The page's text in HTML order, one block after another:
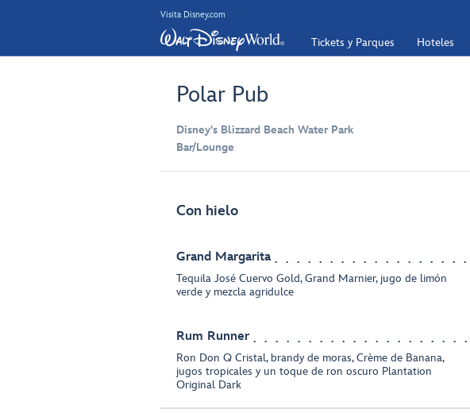
Visita Disney.com
Tickets y Parques Hoteles
Polar Pub
Disney's Blizzard Beach Water Park
Bar/Lounge
Con hielo
Grand Margarita
Tequila José Cuervo Gold, Grand Marnier, jugo de limón
verde y mezcla agridulce
Rum Runner
Ron Don Q Cristal, brandy de moras, Crème de Banana,
jugos tropicales y un toque de ron oscuro Plantation
Original Dark